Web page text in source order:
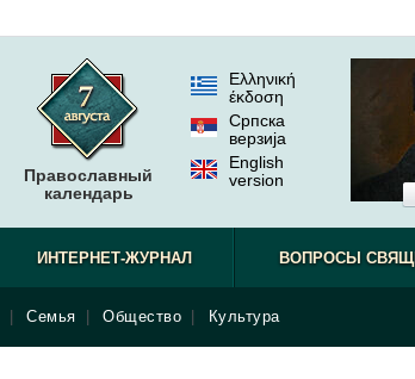
Православный
календарь
Ελληνική
έκδοση
Српска
верзиjа
English
version
ИНТЕРНЕТ-ЖУРНАЛ ВОПРОСЫ
Семья Общество Культура